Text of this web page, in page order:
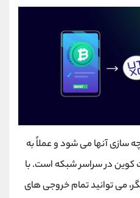
سازی آنها می شود و عملاً به
در سراسر شبکه است. با
می توانید تمام خروجی های